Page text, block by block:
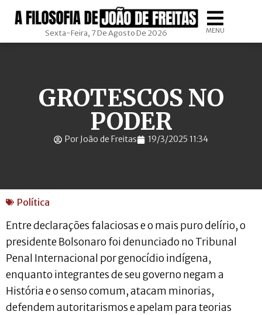
Sexta-Feira, 7 De Agosto De 2026 MENU
GROTESCOS NO
PODER
Por João de Freitas 19/3/2025 11:34
Política
Entre declarações falaciosas e o mais puro delírio, o
presidente Bolsonaro foi denunciado no Tribunal
Penal Internacional por genocídio indígena,
enquanto integrantes de seu governo negam a
História e o senso comum, atacam minorias,
defendem autoritarismos e apelam para teorias